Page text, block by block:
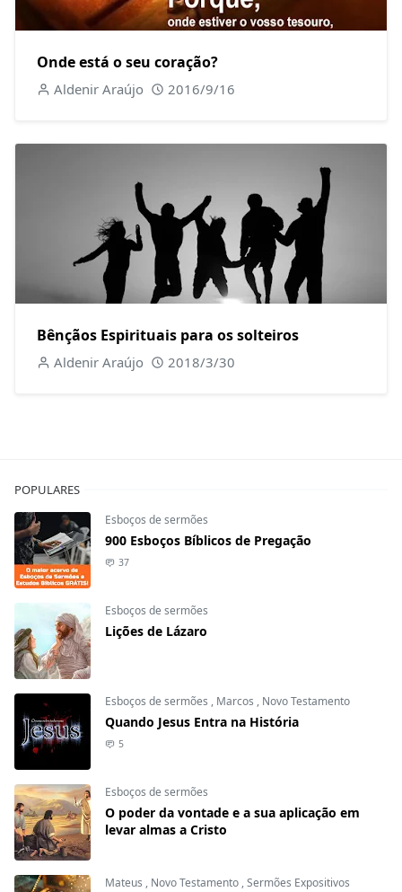
Onde está o seu coração?
Aldenir Araújo 2016/9/16
Bênçãos Espirituais para os solteiros
Aldenir Araújo 2018/3/30
POPULARES
Esboços de sermões
900 Esboços Bíblicos de Pregação
37
Esboços de sermões
Lições de Lázaro
Esboços de sermões , Marcos , Novo Testamento
Quando Jesus Entra na História
5
Esboços de sermões
O poder da vontade e a sua aplicação em
levar almas a Cristo
Mateus , Novo Testamento ,Sermões Expositivos